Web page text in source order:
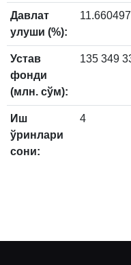
Давлат
улуши (%):
Устав
фонди
(млн. сўм):
135 349
Иш
ўринлари
сони:
4